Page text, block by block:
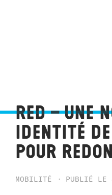
RED – Une
identité de
pour
MOBILITÉ · PUBLIÉ LE